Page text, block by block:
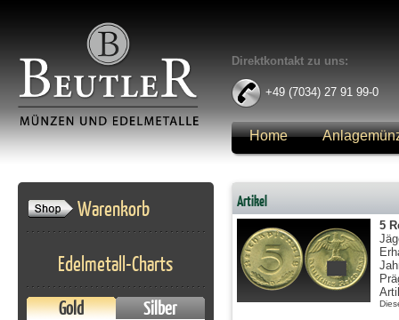
Direktkontakt zu uns:
+49 (7034) 27 91 99-0
Home
Warenkorb
Edelmetall-Charts
Gold Silber
Artikel
5